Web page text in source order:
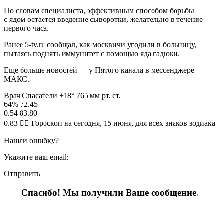
По словам специалиста, эффективным способом борьбы
с ядом остается введение сыворотки, желательно в течение
первого часа.
Ранее 5-tv.ru сообщал, как москвичи угодили в больницу,
пытаясь поднять иммунитет с помощью яда гадюки.
Еще больше новостей — у Пятого канала в мессенджере
МАКС.
Врач Спасатели +18° 765 мм рт. ст.
64% 72.45
0.54 83.80
0.83 🧙‍♀ Гороскоп на сегодня, 15 июня, для всех знаков зодиака
Нашли ошибку?
Укажите ваш email:
Отправить
Спасибо! Мы получили Ваше сообщение.